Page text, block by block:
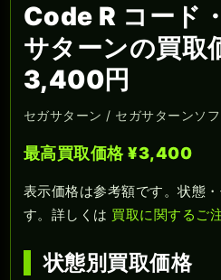
Code R コード
サターンの買取
3,400円
セガサターン / セガサターンソフ
最高買取価格 ¥3,400
表示価格は参考額です。状態
す。詳しくは 買取に関するご
状態別買取価格